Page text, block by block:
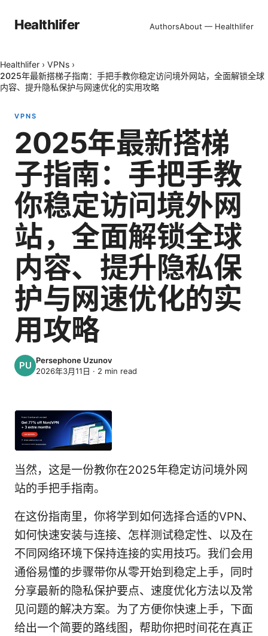
Healthlifer AuthorsAbout — Healthlifer
Healthlifer › VPNs ›
2025年最新搭梯子指南：手把手教你稳定访问境外网站，全面解锁全球
内容、提升隐私保护与网速优化的实用攻略
VPNS
2025年最新搭梯
子指南：手把手教
你稳定访问境外网
站，全面解锁全球
内容、提升隐私保
护与网速优化的实
用攻略
Persephone Uzunov
2026年3月11日 · 2 min read
当然，这是一份教你在2025年稳定访问境外网
站的手把手指南。
在这份指南里，你将学到如何选择合适的VPN、
如何快速安装与连接、怎样测试稳定性、以及在
不同网络环境下保持连接的实用技巧。我们会用
通俗易懂的步骤带你从零开始到稳定上手，同时
分享最新的隐私保护要点、速度优化方法以及常
见问题的解决方案。为了方便你快速上手，下面
给出一个简要的路线图，帮助你把时间花在真正